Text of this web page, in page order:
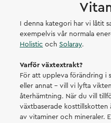
I denna kategori har vi låtit
exempelvis vår normala
Holistic och Solaray.
Varför växtextrakt?
För att uppleva förändring i
eller annat – vill vi lyfta
återhämtning. När du vill
växtbaserade kosttillskotten
av vitaminer och mineraler.